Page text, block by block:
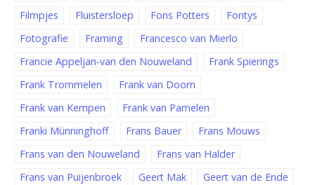
Filmpjes
Fluistersloep Fons Potters
Fontys
Fotografie
Framing
Francesco van Mierlo
Francie Appeljan-van den Nouweland
Frank Spierings
Frank Trommelen
Frank van Doorn
Frank van Kempen
Frank van Pamelen
Franki Münninghoff
Frans Bauer
Frans Mouws
Frans van den Nouweland
Frans van Halder
Frans van Puijenbroek
Geert Mak
Geert van de Ende